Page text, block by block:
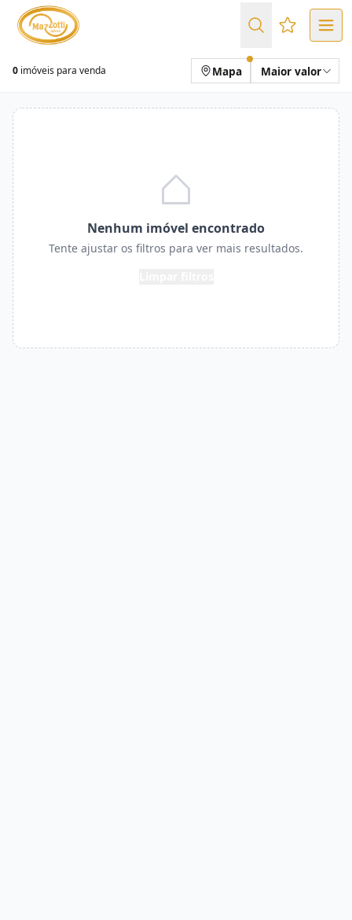
Favoritos
0 imóveis para venda Mapa Maior valor
Nenhum imóvel encontrado
Tente ajustar os filtros para ver mais resultados.